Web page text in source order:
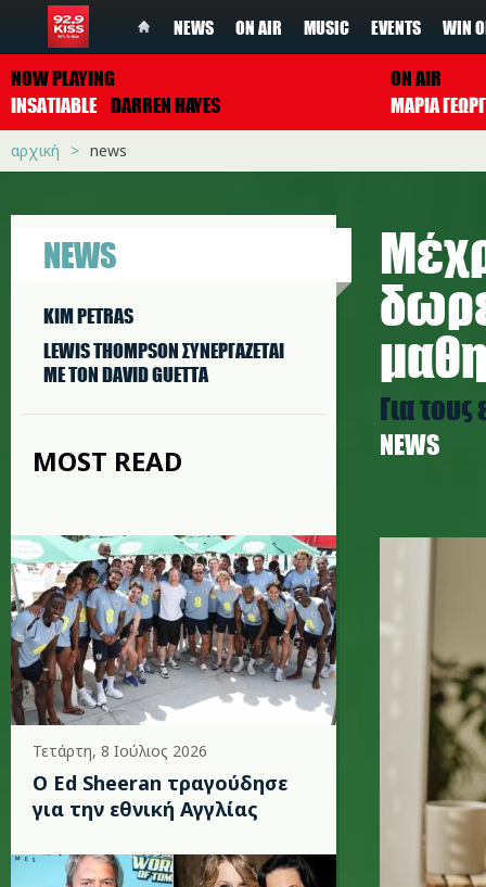
NEWS ON AIR MUSIC EVENTS WIN
NOW PLAYING
INSATIABLE DARREN HAYES
ON AIR
ΜΑΡΙΑ
αρχική news
NEWS
KIM PETRAS
LEWIS THOMPSON ΣΥΝΕΡΓAΖΕΤΑΙ
ΜΕ ΤΟΝ DAVID GUETTA
MOST READ
Τετάρτη, 8 Ιούλιος 2026
Ο Ed Sheeran τραγούδησε
για την εθνική Αγγλίας
Για
NEWS